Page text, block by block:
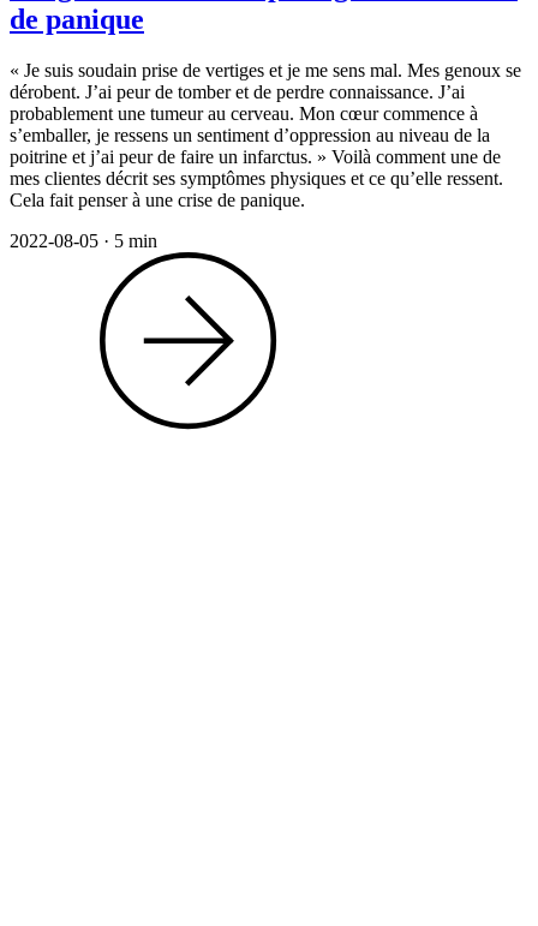
de panique
« Je suis soudain prise de vertiges et je me sens mal. Mes genoux se
dérobent. J’ai peur de tomber et de perdre connaissance. J’ai
probablement une tumeur au cerveau. Mon cœur commence à
s’emballer, je ressens un sentiment d’oppression au niveau de la
poitrine et j’ai peur de faire un infarctus. » Voilà comment une de
mes clientes décrit ses symptômes physiques et ce qu’elle ressent.
Cela fait penser à une crise de panique.
2022-08-05 · 5 min